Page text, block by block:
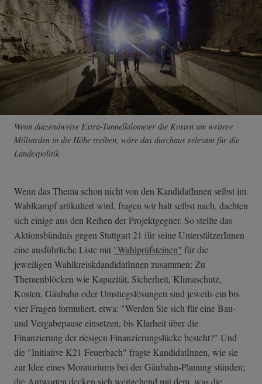
Wenn dutzendweise Extra-Tunnelkilometer die Kosten um weitere
Milliarden in die Höhe treiben, wäre das durchaus relevant für die
Landespolitik.
Wenn das Thema schon nicht von den KandidatInnen selbst im
Wahlkampf artikuliert wird, fragen wir halt selbst nach, dachten
sich einige aus den Reihen der Projektgegner. So stellte das
Aktionsbündnis gegen Stuttgart 21 für seine UnterstützerInnen
eine ausführliche Liste mit "Wahlprüfsteinen" für die
jeweiligen WahlkreiskdandidatInnen zusammen: Zu
Themenblöcken wie Kapazität, Sicherheit, Klimaschutz,
Kosten, Gäubahn oder Umstiegslösungen sind jeweils ein bis
vier Fragen formuliert, etwa: "Werden Sie sich für eine Bau-
und Vergabepause einsetzen, bis Klarheit über die
Finanzierung der riesigen Finanzierungslücke besteht?" Und
die "Initiative K21 Feuerbach" fragte KandidatInnen, wie sie
zur Idee eines Moratoriums bei der Gäubahn-Planung stünden;
die Antworten decken sich weitgehend mit dem, was die